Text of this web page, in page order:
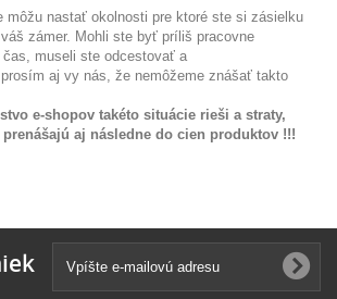
môžu nastať okolnosti pre ktoré ste si zásielku
zámer. Mohli ste byť príliš pracovne
museli ste odcestovať a
aj vy nás, že nemôžeme znášať takto
e-shopov takéto situácie rieši a straty,
aj následne do cien produktov !!!